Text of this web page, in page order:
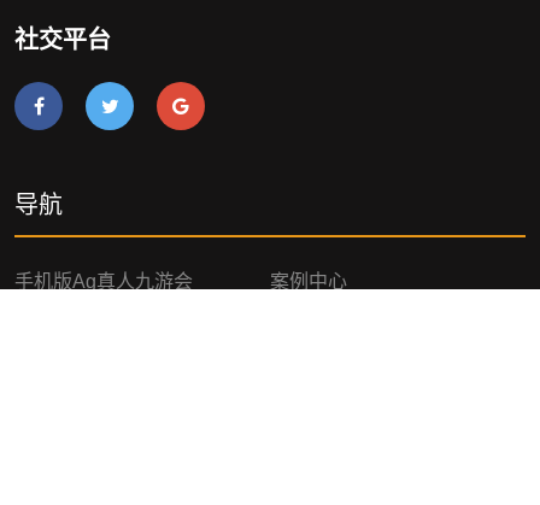
社交平台
导航
手机版ag真人九游会 案例中心